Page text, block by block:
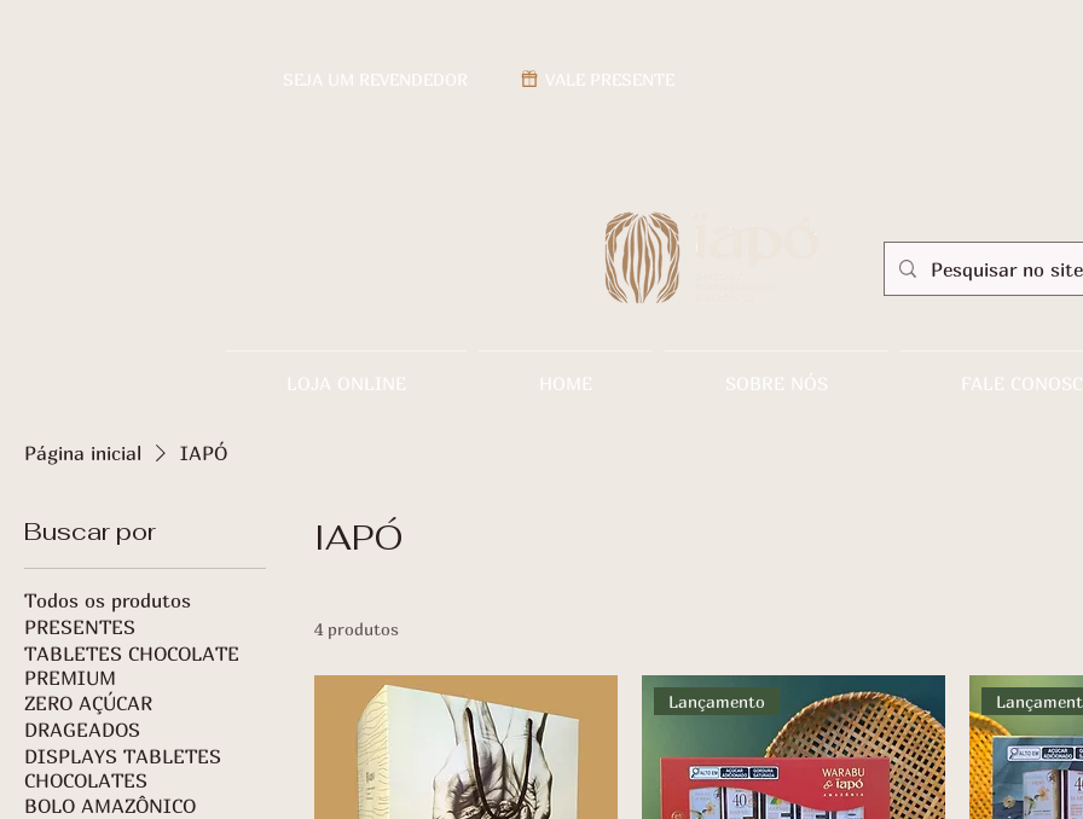
VALE PRESENTE
SEJA UM REVENDEDOR
LOJA ONLINE HOME SOBRE NÓS FALE
Página inicial IAPÓ
Buscar por
Todos os produtos
PRESENTES
TABLETES CHOCOLATE
PREMIUM
ZERO AÇÚCAR
DRAGEADOS
DISPLAYS TABLETES
CHOCOLATES
BOLO AMAZÔNICO
IAPÓ
4 produtos
Lançamento